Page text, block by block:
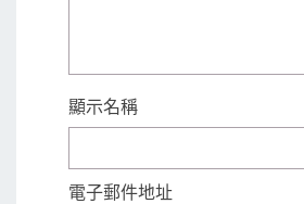
顯示名稱
電子郵件地址